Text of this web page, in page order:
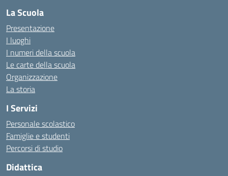
La Scuola
Presentazione
I luoghi
I numeri della scuola
Le carte della scuola
Organizzazione
La storia
I Servizi
Personale scolastico
Famiglie e studenti
Percorsi di studio
Didattica